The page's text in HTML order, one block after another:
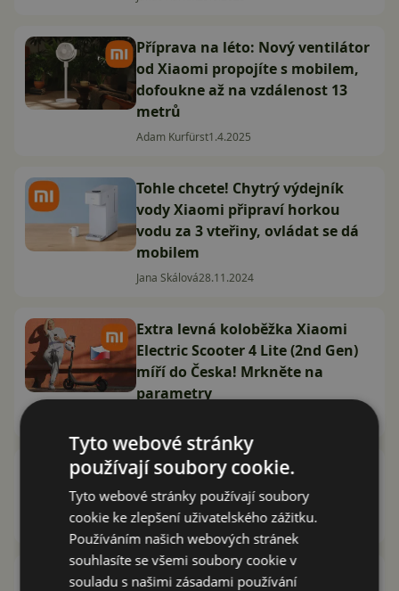
Příprava na léto: Nový ventilátor
od Xiaomi propojíte s mobilem,
dofoukne až na vzdálenost 13
metrů
Adam Kurfürst1.4.2025
Tohle chcete! Chytrý výdejník
vody Xiaomi připraví horkou
vodu za 3 vteřiny, ovládat se dá
mobilem
Jana Skálová28.11.2024
Extra levná koloběžka Xiaomi
Electric Scooter 4 Lite (2nd Gen)
míří do Česka! Mrkněte na
parametry
Xiaomi Smart Blender recenze:
dokonce i mixér může být chytrý
Vašek Švec17.1.2024
Xiaomi Robot Vacuum S10+:
Tyto webové stránky
používají soubory cookie.
Tyto webové stránky používají soubory
cookie ke zlepšení uživatelského zážitku.
Používáním našich webových stránek
souhlasíte se všemi soubory cookie v
souladu s našimi zásadami používání